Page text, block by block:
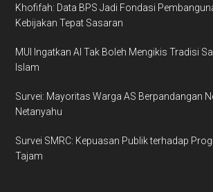
Khofifah: Data BPS Jadi Fondasi
Kebijakan Tepat Sasaran
MUI Ingatkan AI Tak Boleh Mengikis Tradisi
Islam
Survei: Mayoritas Warga AS Berpandangan
Netanyahu
Survei SMRC: Kepuasan Publik terhadap
Tajam